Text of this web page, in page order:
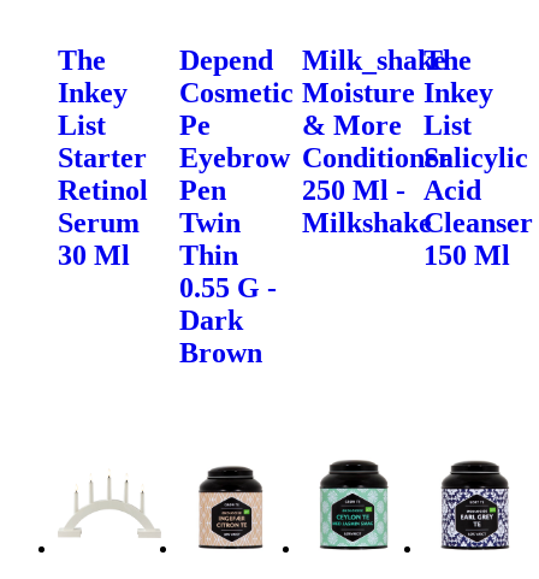
The
Inkey
List
Starter
Retinol
Serum
30 Ml
Depend
Cosmetic
Pe
Eyebrow
Pen
Twin
Thin
0.55 G -
Dark
Brown
Milk_shake
Moisture
& More
Conditioner
250 Ml -
Milkshake
The
Inkey
List
Salicylic
Acid
Cleanser
150 Ml